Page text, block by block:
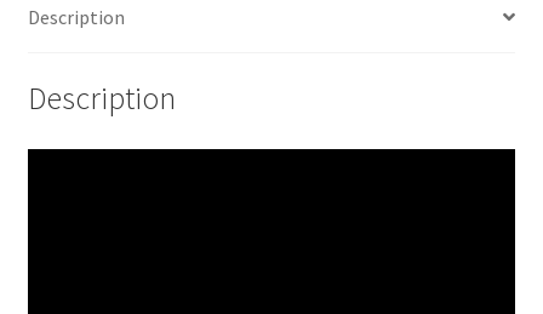
Amy
min.)
Description
Description